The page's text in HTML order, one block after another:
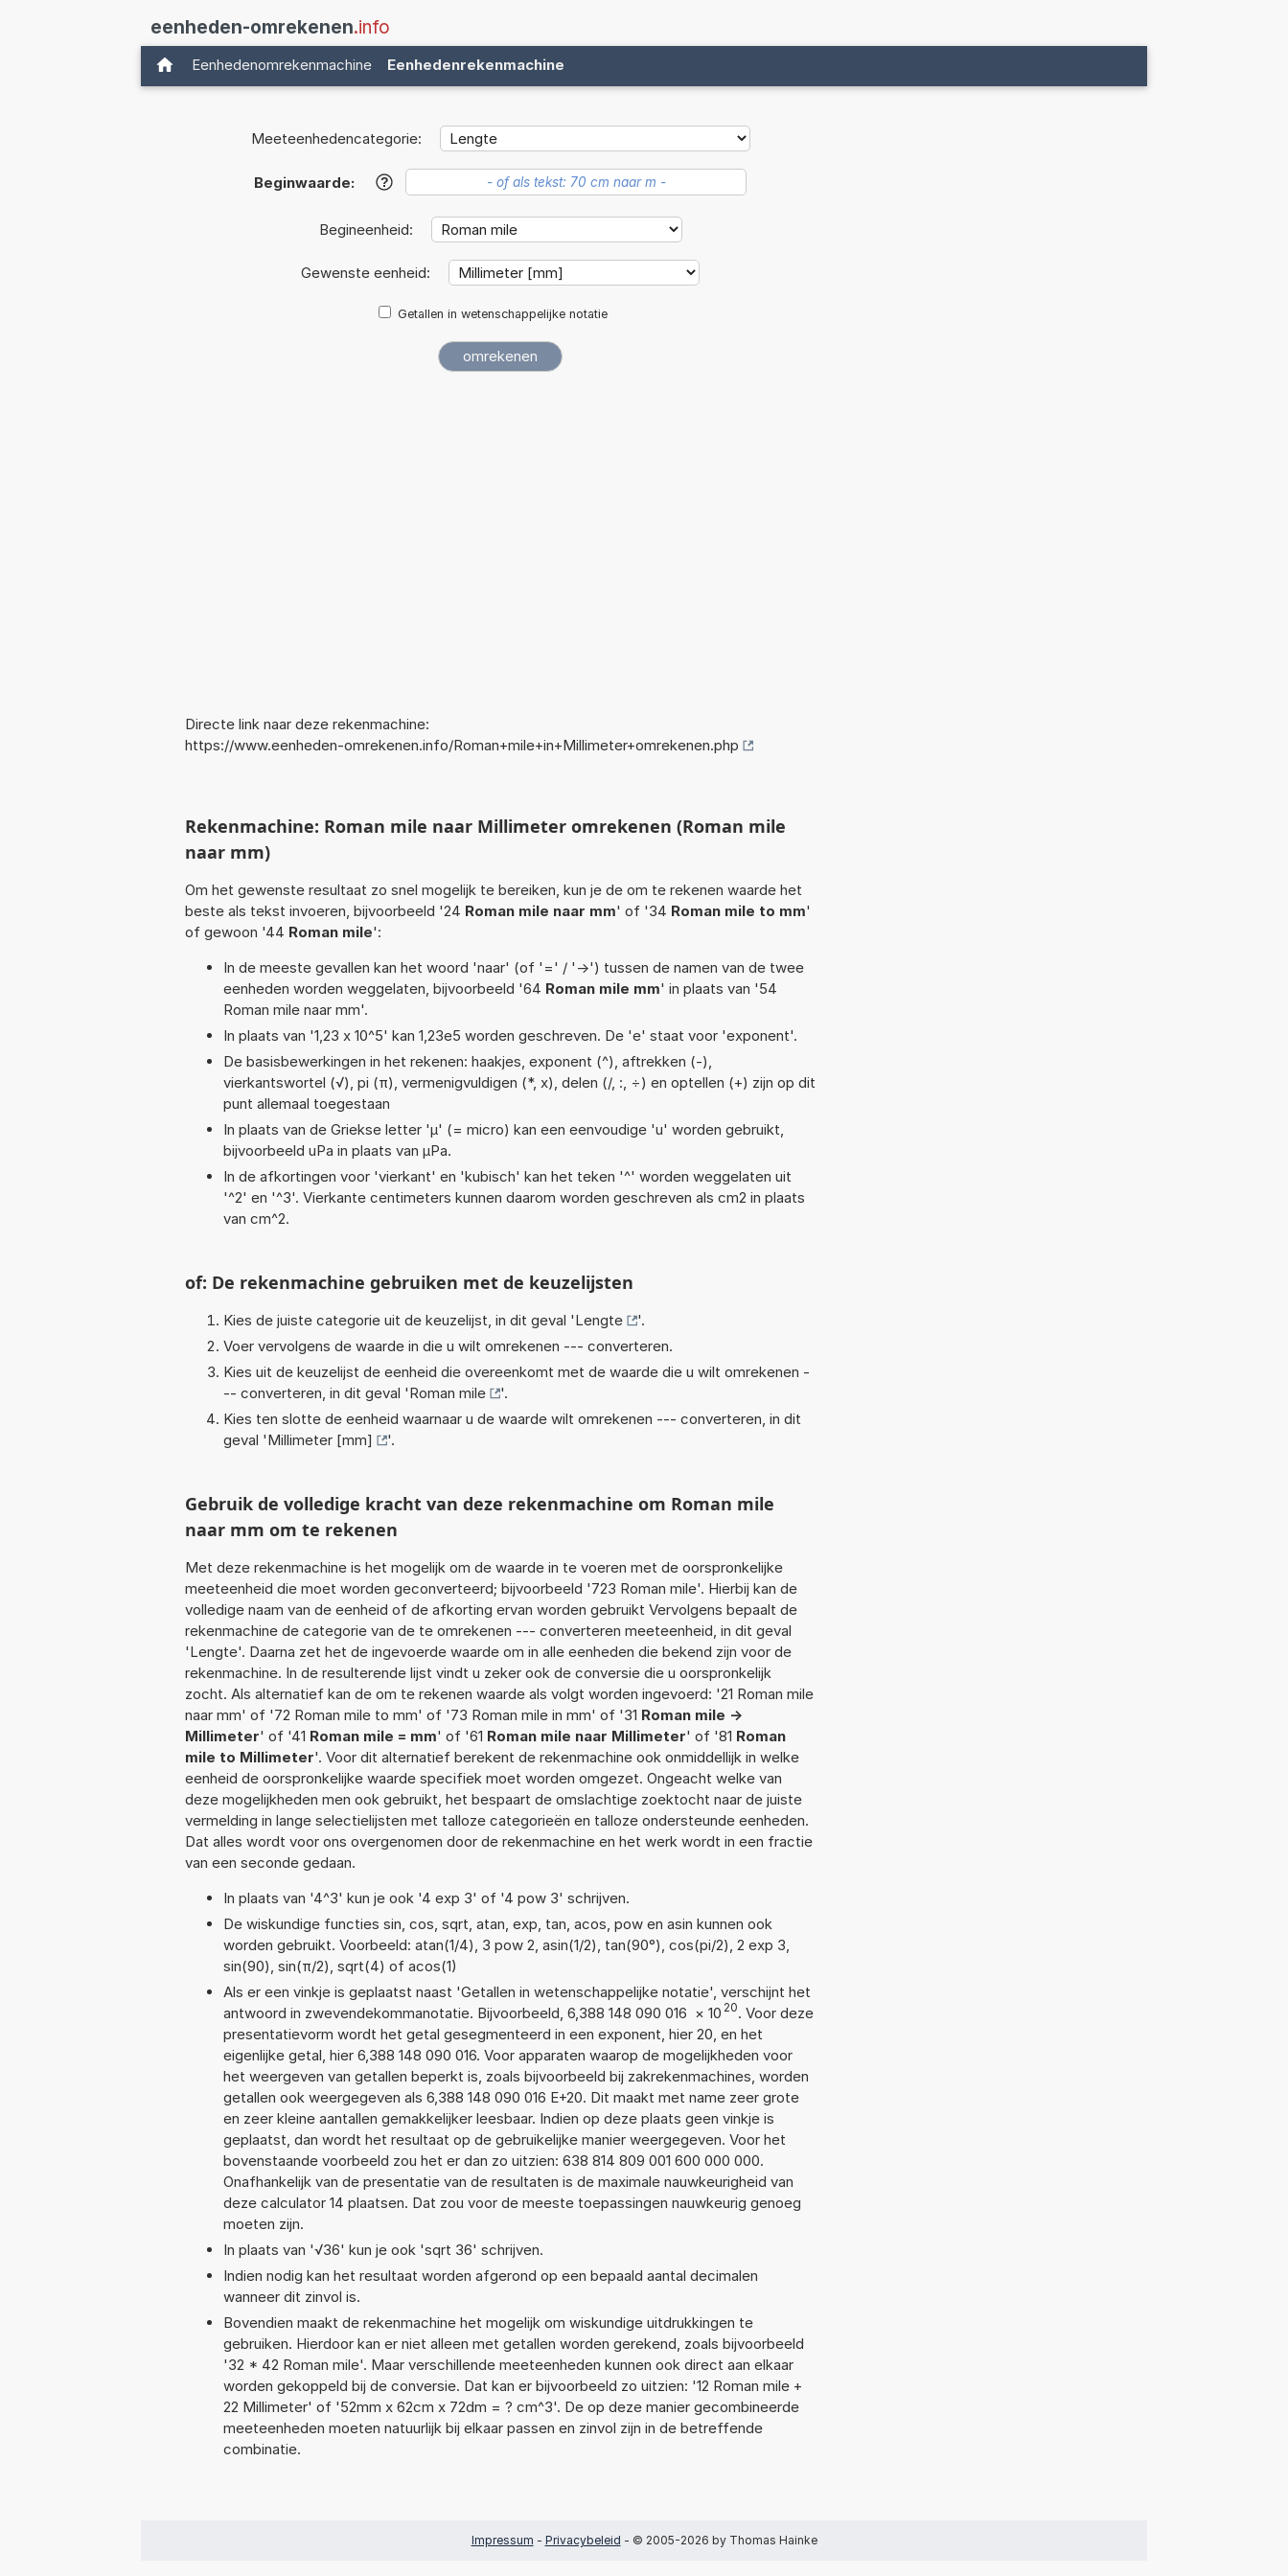
eenheden-omrekenen.info
Eenhedenomrekenmachine Eenhedenrekenmachine
Meeteenhedencategorie:
Beginwaarde: ?
Begineenheid:
Gewenste eenheid:
Getallen in wetenschappelijke notatie
Directe link naar deze rekenmachine:
https://www.eenheden-omrekenen.info/Roman+mile+in+Millimeter+omrekenen.php
Rekenmachine: Roman mile naar Millimeter omrekenen (Roman mile
naar mm)
Om het gewenste resultaat zo snel mogelijk te bereiken, kun je de om te rekenen waarde het
beste als tekst invoeren, bijvoorbeeld '24 Roman mile naar mm' of '34 Roman mile to mm'
of gewoon '44 Roman mile':
In de meeste gevallen kan het woord 'naar' (of '=' / '->') tussen de namen van de twee
eenheden worden weggelaten, bijvoorbeeld '64 Roman mile mm' in plaats van '54
Roman mile naar mm'.
In plaats van '1,23 x 10^5' kan 1,23e5 worden geschreven. De 'e' staat voor 'exponent'.
De basisbewerkingen in het rekenen: haakjes, exponent (^), aftrekken (-),
vierkantswortel (√), pi (π), vermenigvuldigen (*, x), delen (/, :, ÷) en optellen (+) zijn op dit
punt allemaal toegestaan
In plaats van de Griekse letter 'µ' (= micro) kan een eenvoudige 'u' worden gebruikt,
bijvoorbeeld uPa in plaats van µPa.
In de afkortingen voor 'vierkant' en 'kubisch' kan het teken '^' worden weggelaten uit
'^2' en '^3'. Vierkante centimeters kunnen daarom worden geschreven als cm2 in plaats
van cm^2.
of: De rekenmachine gebruiken met de keuzelijsten
Kies de juiste categorie uit de keuzelijst, in dit geval 'Lengte
'.
Voer vervolgens de waarde in die u wilt omrekenen --- converteren.
Kies uit de keuzelijst de eenheid die overeenkomt met de waarde die u wilt omrekenen -
-- converteren, in dit geval 'Roman mile
'.
Kies ten slotte de eenheid waarnaar u de waarde wilt omrekenen --- converteren, in dit
geval 'Millimeter [mm] '.
Gebruik de volledige kracht van deze rekenmachine om Roman mile
naar mm om te rekenen
Met deze rekenmachine is het mogelijk om de waarde in te voeren met de oorspronkelijke
meeteenheid die moet worden geconverteerd; bijvoorbeeld '723 Roman mile'. Hierbij kan de
volledige naam van de eenheid of de afkorting ervan worden gebruikt Vervolgens bepaalt de
rekenmachine de categorie van de te omrekenen --- converteren meeteenheid, in dit geval
'Lengte'. Daarna zet het de ingevoerde waarde om in alle eenheden die bekend zijn voor de
rekenmachine. In de resulterende lijst vindt u zeker ook de conversie die u oorspronkelijk
zocht. Als alternatief kan de om te rekenen waarde als volgt worden ingevoerd: '21 Roman mile
naar mm' of '72 Roman mile to mm' of '73 Roman mile in mm' of '31 Roman mile ->
Millimeter' of '41 Roman mile = mm' of '61 Roman mile naar Millimeter' of '81 Roman
mile to Millimeter'. Voor dit alternatief berekent de rekenmachine ook onmiddellijk in welke
eenheid de oorspronkelijke waarde specifiek moet worden omgezet. Ongeacht welke van
deze mogelijkheden men ook gebruikt, het bespaart de omslachtige zoektocht naar de juiste
vermelding in lange selectielijsten met talloze categorieën en talloze ondersteunde eenheden.
Dat alles wordt voor ons overgenomen door de rekenmachine en het werk wordt in een fractie
van een seconde gedaan.
In plaats van '4^3' kun je ook '4 exp 3' of '4 pow 3' schrijven.
De wiskundige functies sin, cos, sqrt, atan, exp, tan, acos, pow en asin kunnen ook
worden gebruikt. Voorbeeld: atan(1/4), 3 pow 2, asin(1/2), tan(90°), cos(pi/2), 2 exp 3,
sin(90), sin(π/2), sqrt(4) of acos(1)
Als er een vinkje is geplaatst naast 'Getallen in wetenschappelijke notatie', verschijnt het
antwoord in zwevendekommanotatie. Bijvoorbeeld, 6,388 148 090 016 × 10 20. Voor deze
presentatievorm wordt het getal gesegmenteerd in een exponent, hier 20, en het
eigenlijke getal, hier 6,388 148 090 016. Voor apparaten waarop de mogelijkheden voor
het weergeven van getallen beperkt is, zoals bijvoorbeeld bij zakrekenmachines, worden
getallen ook weergegeven als 6,388 148 090 016 E+20. Dit maakt met name zeer grote
en zeer kleine aantallen gemakkelijker leesbaar. Indien op deze plaats geen vinkje is
geplaatst, dan wordt het resultaat op de gebruikelijke manier weergegeven. Voor het
bovenstaande voorbeeld zou het er dan zo uitzien: 638 814 809 001 600 000 000.
Onafhankelijk van de presentatie van de resultaten is de maximale nauwkeurigheid van
deze calculator 14 plaatsen. Dat zou voor de meeste toepassingen nauwkeurig genoeg
moeten zijn.
In plaats van '√36' kun je ook 'sqrt 36' schrijven.
Indien nodig kan het resultaat worden afgerond op een bepaald aantal decimalen
wanneer dit zinvol is.
Bovendien maakt de rekenmachine het mogelijk om wiskundige uitdrukkingen te
gebruiken. Hierdoor kan er niet alleen met getallen worden gerekend, zoals bijvoorbeeld
'32 * 42 Roman mile'. Maar verschillende meeteenheden kunnen ook direct aan elkaar
worden gekoppeld bij de conversie. Dat kan er bijvoorbeeld zo uitzien: '12 Roman mile +
22 Millimeter' of '52mm x 62cm x 72dm = ? cm^3'. De op deze manier gecombineerde
meeteenheden moeten natuurlijk bij elkaar passen en zinvol zijn in de betreffende
combinatie.
Impressum - Privacybeleid - © 2005-2026 by Thomas Hainke